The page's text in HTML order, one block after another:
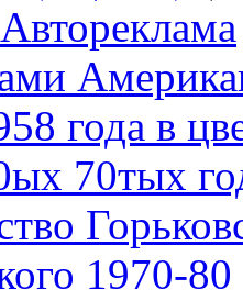
года в
70тых
1970-80